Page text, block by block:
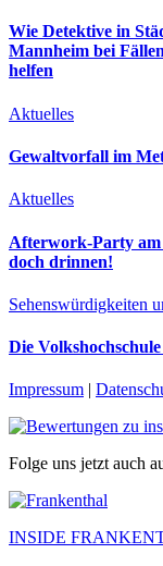
Wie Detektive in
Mannheim bei
helfen
Aktuelles
Gewaltvorfall im
Aktuelles
Afterwork-Party am
doch drinnen!
Sehenswürdigkeiten
Die
Impressum |
Folge uns jetzt auch
INSIDE